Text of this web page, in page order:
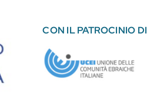
CON IL PATROCINIO DI